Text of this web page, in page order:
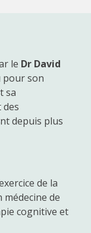
le Dr David
pour son
sa
depuis plus
de la
médecine de
cognitive et